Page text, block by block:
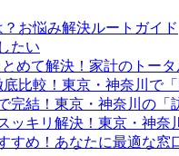
お悩み解決ルートガイド
たい
めて解決！家計のトー
底比較！東京・神奈川で
完結！東京・神奈川の
ッキリ解決！東京・神
すめ！あなたに最適な窓